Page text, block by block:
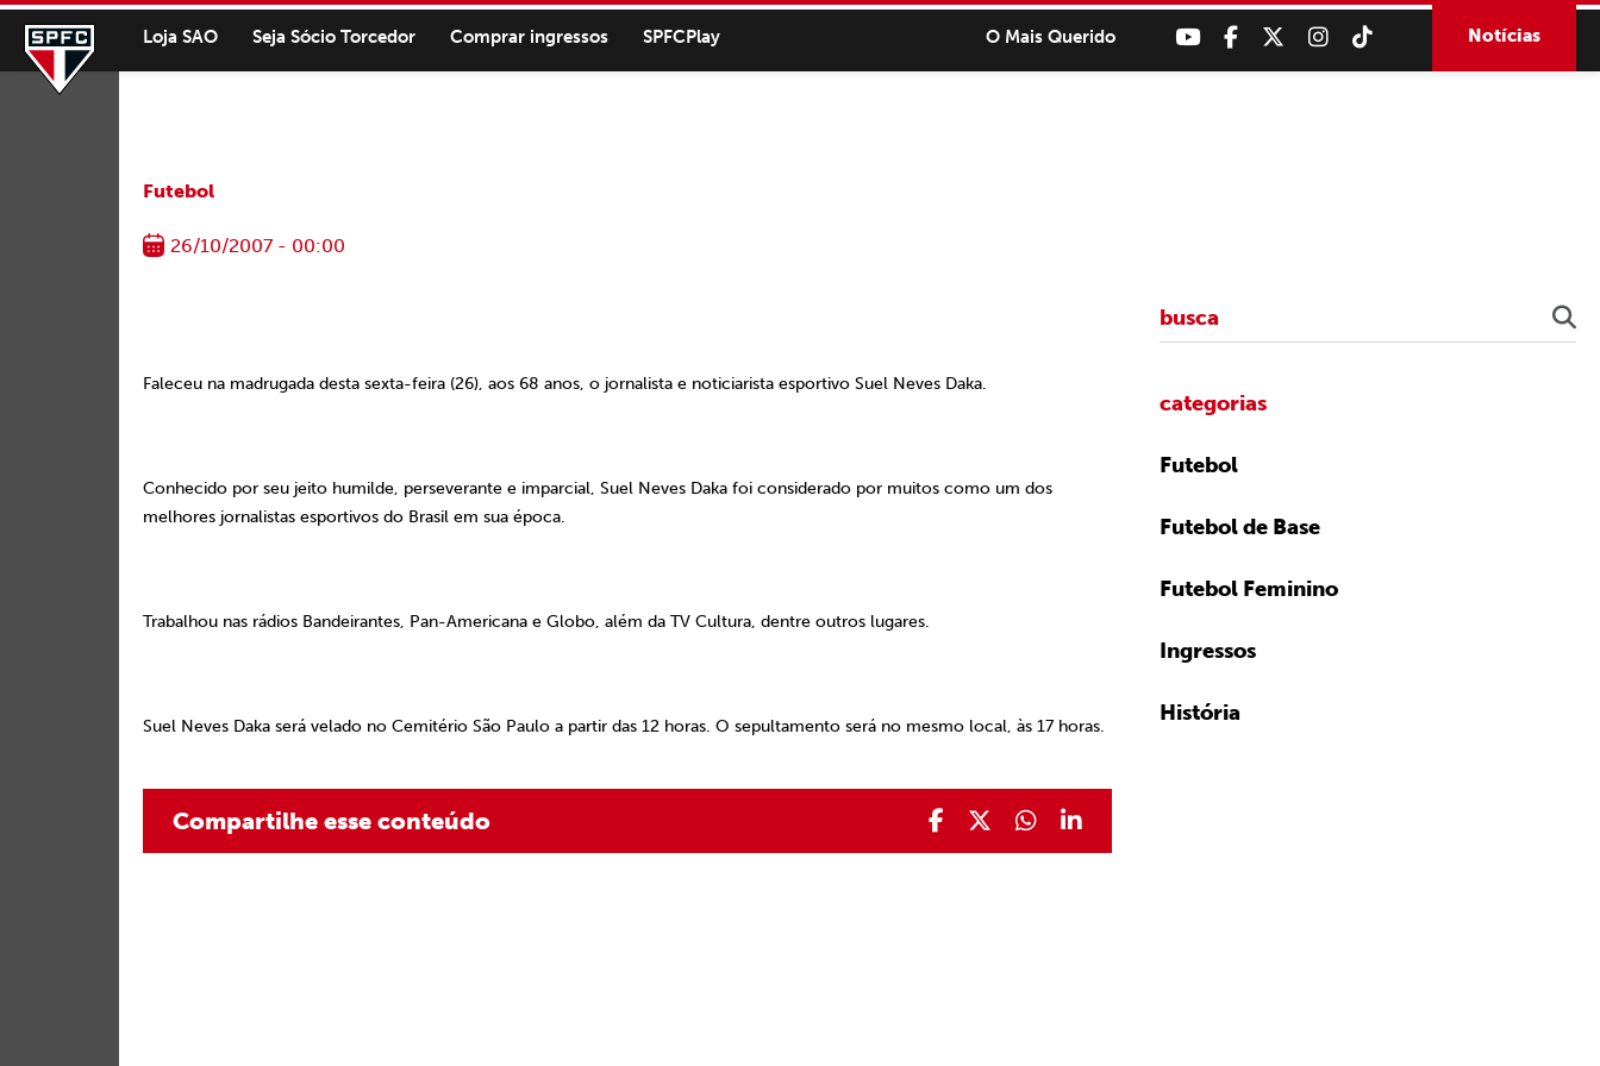
Loja SAO Seja Sócio Torcedor Comprar ingressos SPFCPlay O Mais Querido Notícias
Futebol
26/10/2007 - 00:00
Faleceu na madrugada desta sexta-feira (26), aos 68 anos, o jornalista e noticiarista esportivo Suel Neves Daka.
Conhecido por seu jeito humilde, perseverante e imparcial, Suel Neves Daka foi considerado por muitos como um dos
melhores jornalistas esportivos do Brasil em sua época.
Trabalhou nas rádios Bandeirantes, Pan-Americana e Globo, além da TV Cultura, dentre outros lugares.
Suel Neves Daka será velado no Cemitério São Paulo a partir das 12 horas. O sepultamento será no mesmo local, às 17 horas.
Compartilhe esse conteúdo
categorias
Futebol
Futebol de Base
Futebol Feminino
Ingressos
História